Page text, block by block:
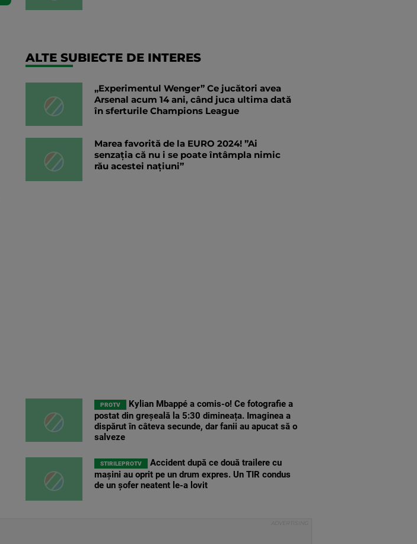
ALTE SUBIECTE DE INTERES
„Experimentul Wenger” Ce jucători avea
Arsenal acum 14 ani, când juca ultima dată
în sferturile Champions League
Marea favorită de la EURO 2024! ”Ai
senzaţia că nu i se poate întâmpla nimic
rău acestei naţiuni”
PROTV
Kylian Mbappé a comis-o! Ce fotografie a
postat din greșeală la 5:30 dimineața. Imaginea a
dispărut în câteva secunde, dar fanii au apucat să o
salveze
STIRILEPROTV
Accident după ce două trailere cu
mașini au oprit pe un drum expres. Un TIR condus
de un șofer neatent le-a lovit